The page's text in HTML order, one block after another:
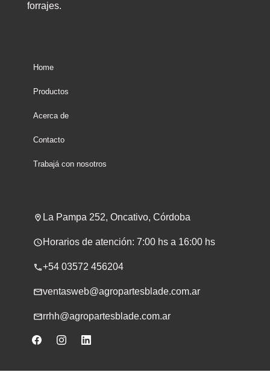
forrajes.
Home
Productos
Acerca de
Contacto
Trabajá con nosotros
La Pampa 252, Oncativo, Córdoba
Horarios de atención: 7:00 hs a 16:00 hs
+54 03572 456204
ventasweb@agropartesblade.com.ar
rrhh@agropartesblade.com.ar